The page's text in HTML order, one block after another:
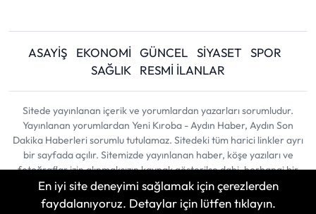
ASAYİŞ EKONOMİ GÜNCEL SİYASET
SPOR
SAĞLIK
RESMİ İLANLAR
Sitede yayınlanan içerik ve yorumlardan yazarları sorumludur.
Yayınlanan yorumlardan Yeni Kıroba - Aydın Haber, Aydın Son
Dakika Haberleri sorumlu tutulamaz. Sitedeki tüm harici linkler ayrı
bir sayfada açılır. Sitemizde yayınlanan haber, köşe yazıları ve
fotoğraflar izin alınmaksızın kaynak gösterilse dahi, herhangi bir
ortamda kullanılamaz ve yayınlanamaz
En iyi site deneyimi sağlamak için çerezlerden
faydalanıyoruz. Detaylar için lütfen tıklayın.